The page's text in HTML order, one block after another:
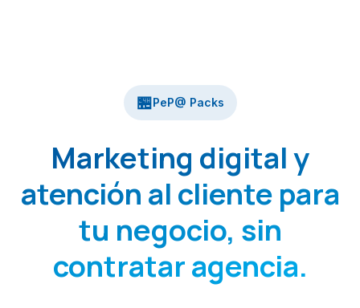
🏪PeP@ Packs
Marketing digital y
atención al cliente para
tu negocio, sin
contratar agencia.